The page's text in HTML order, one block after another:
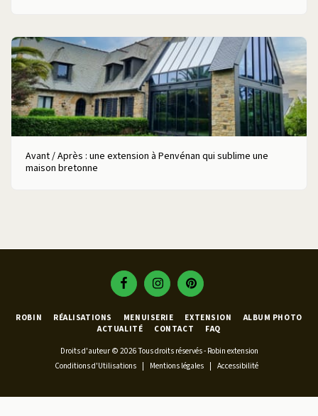
Avant / Après : une extension à Penvénan qui sublime une
maison bretonne
ROBIN RÉALISATIONS MENUISERIE EXTENSION
ALBUM PHOTO
ACTUALITÉ
CONTACT FAQ
Droits d'auteur © 2026 Tous droits réservés - Robin extension
Conditions d'Utilisations| Mentions légales| Accessibilité